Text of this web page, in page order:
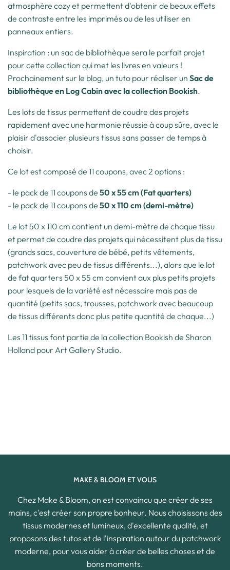
atmosphère cozy et permettent d'obtenir de beaux effets
de contraste entre les imprimés ou de les utiliser en
panneaux entiers.
Inspiration : un sac de bibliothèque sera le parfait projet
pour cette collection qui met les livres en valeurs !
Prochainement sur le blog, un tuto pour réaliser un Sac de
bibliothèque en Log Cabin avec la collection Bookish.
Les lots de tissus permettent de coudre des projets
rapidement avec une harmonie réussie à coup sûre, avec le
plaisir d'associer plusieurs tissus sans passer de temps à
choisir.
Ce lot est composé de 11 coupons, avec 2 options :
- le pack de 11 coupons de 50 x 55 cm (Fat quarters)
- le pack de 11 coupons de 50 x 110 cm (demi-mètre)
Le lot 50 x 110 cm contient un demi-mètre de chaque tissu
et permet de coudre des projets qui nécessitent plus de tissu
(grands sacs, couverture de bébé, petits vêtements,
patchwork avec peu de tissus différents...), alors que le lot
de fat quarters 50 x 55 cm convient aux plus petits projets
pour lesquels de la variété est nécessaire mais pas de
quantité (petits sacs, trousses, patchwork avec beaucoup
de tissus différents donc plus petite quantité de chaque...)
Les 11 tissus font partie de la collection Bookish de Sharon
Holland pour Art Gallery Studio.
MAKE & BLOOM ET VOUS
Chez Make & Bloom, on est convaincu que créer de ses
mains, c'est créer son propre bonheur. Nous choisissons des
tissus modernes et lumineux, d'excellente qualité, et
proposons des tutos et de l'inspiration autour du patchwork
moderne, pour vous aider à créer de belles choses et de
bons moments.